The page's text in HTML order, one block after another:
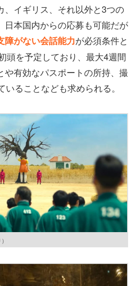
イギリス、それ以外と3つの
日本国内からの応募も可能だが
障がない会話能力が必須条件と
頭を予定しており、最大4週間
や有効なパスポートの所持、撮
ることなども求められる。